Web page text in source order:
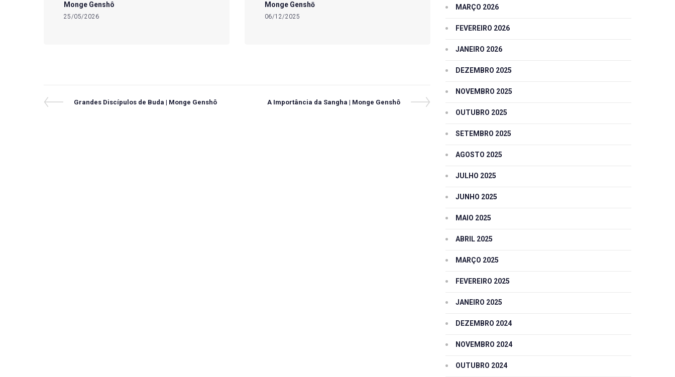
Monge Genshô
25/05/2026
Monge Genshō
06/12/2025
Navegação
Previous
Grandes Discípulos de Buda | Monge Genshô
Next
A Importância da Sangha | Monge Genshô
MARÇO 2026
FEVEREIRO 2026
JANEIRO 2026
DEZEMBRO 2025
NOVEMBRO 2025
OUTUBRO 2025
SETEMBRO 2025
AGOSTO 2025
JULHO 2025
JUNHO 2025
MAIO 2025
ABRIL 2025
MARÇO 2025
FEVEREIRO 2025
JANEIRO 2025
DEZEMBRO 2024
NOVEMBRO 2024
OUTUBRO 2024